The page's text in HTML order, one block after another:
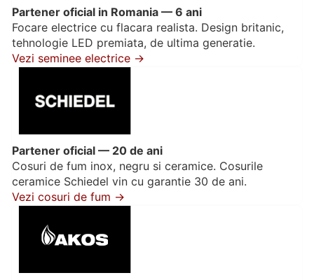
Partener oficial in Romania — 6 ani
Focare electrice cu flacara realista. Design britanic,
tehnologie LED premiata, de ultima generatie.
Vezi seminee electrice →
Partener oficial — 20 de ani
Cosuri de fum inox, negru si ceramice. Cosurile
ceramice Schiedel vin cu garantie 30 de ani.
Vezi cosuri de fum →